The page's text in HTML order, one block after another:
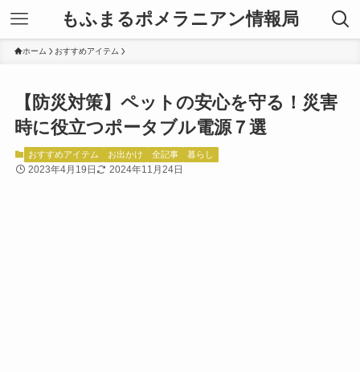
もふまるポメラニアン情報局
ホーム おすすめアイテム
【防災対策】ペットの安心を守る！災害
時に役立つポータブル電源７選
おすすめアイテム お出かけ 全記事 暮らし
2023年4月19日 2024年11月24日